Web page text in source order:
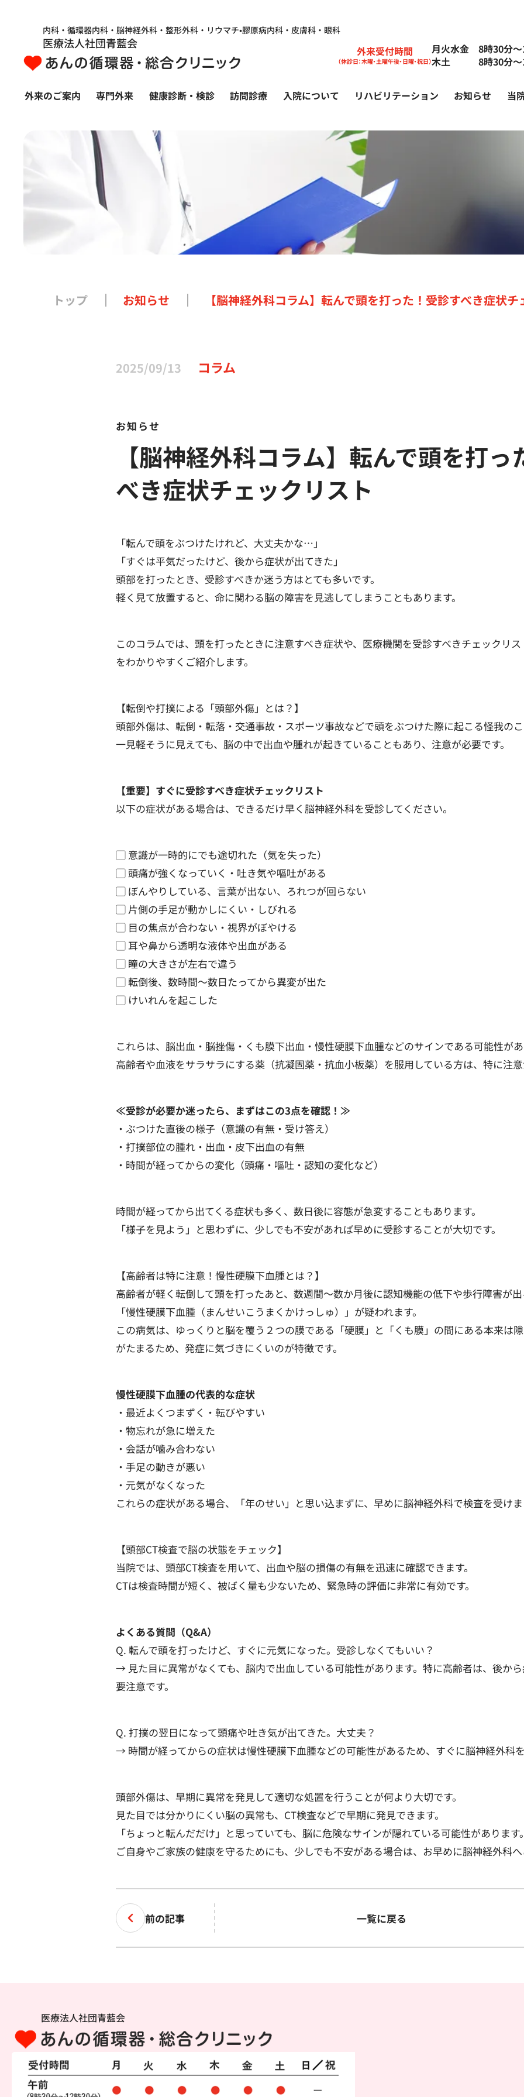
内科・循環器内科・脳神経外科・整形外科・リウマチ•膠原病内科・皮膚科・眼科
医療法人社団青藍会
外来受付時間
（休診日：木曜・土曜午後・日曜・祝日）
月火水金 8時30分〜
木土 8時30分〜
外来のご案内 専門外来 健康診断・検診 訪問診療 入院について リハビリテーション お知らせ 当
トップ お知らせ 【脳神経外科コラム】転んで頭を打った！受診すべき症状
2025/09/13 コラム
お知らせ
【脳神経外科コラム】転んで頭を打
べき症状チェックリスト
「転んで頭をぶつけたけれど、大丈夫かな…」
「すぐは平気だったけど、後から症状が出てきた」
頭部を打ったとき、受診すべきか迷う方はとても多いです。
軽く見て放置すると、命に関わる脳の障害を見逃してしまうこともあります。
このコラムでは、頭を打ったときに注意すべき症状や、医療機関を受診すべきチェックリ
をわかりやすくご紹介します。
【転倒や打撲による「頭部外傷」とは？】
頭部外傷は、転倒・転落・交通事故・スポーツ事故などで頭をぶつけた際に起こる怪我の
一見軽そうに見えても、脳の中で出血や腫れが起きていることもあり、注意が必要です。
【重要】すぐに受診すべき症状チェックリスト
以下の症状がある場合は、できるだけ早く脳神経外科を受診してください。
▢ 意識が一時的にでも途切れた（気を失った）
▢ 頭痛が強くなっていく・吐き気や嘔吐がある
▢ ぼんやりしている、言葉が出ない、ろれつが回らない
▢ 片側の手足が動かしにくい・しびれる
▢ 目の焦点が合わない・視界がぼやける
▢ 耳や鼻から透明な液体や出血がある
▢ 瞳の大きさが左右で違う
▢ 転倒後、数時間〜数日たってから異変が出た
▢ けいれんを起こした
これらは、脳出血・脳挫傷・くも膜下出血・慢性硬膜下血腫などのサインである可能性が
高齢者や血液をサラサラにする薬（抗凝固薬・抗血小板薬）を服用している方は、特に注
≪受診が必要か迷ったら、まずはこの3点を確認！≫
・ぶつけた直後の様子（意識の有無・受け答え）
・打撲部位の腫れ・出血・皮下出血の有無
・時間が経ってからの変化（頭痛・嘔吐・認知の変化など）
時間が経ってから出てくる症状も多く、数日後に容態が急変することもあります。
「様子を見よう」と思わずに、少しでも不安があれば早めに受診することが大切です。
【高齢者は特に注意！慢性硬膜下血腫とは？】
高齢者が軽く転倒して頭を打ったあと、数週間～数か月後に認知機能の低下や歩行障害が
「慢性硬膜下血腫（まんせいこうまくかけっしゅ）」が疑われます。
この病気は、ゆっくりと脳を覆う２つの膜である「硬膜」と「くも膜」の間にある本来は
がたまるため、発症に気づきにくいのが特徴です。
慢性硬膜下血腫の代表的な症状
・最近よくつまずく・転びやすい
・物忘れが急に増えた
・会話が噛み合わない
・手足の動きが悪い
・元気がなくなった
これらの症状がある場合、「年のせい」と思い込まずに、早めに脳神経外科で検査を受け
【頭部CT検査で脳の状態をチェック】
当院では、頭部CT検査を用いて、出血や脳の損傷の有無を迅速に確認できます。
CTは検査時間が短く、被ばく量も少ないため、緊急時の評価に非常に有効です。
よくある質問（Q&A）
Q. 転んで頭を打ったけど、すぐに元気になった。受診しなくてもいい？
→ 見た目に異常がなくても、脳内で出血している可能性があります。特に高齢者は、後か
要注意です。
Q. 打撲の翌日になって頭痛や吐き気が出てきた。大丈夫？
→ 時間が経ってからの症状は慢性硬膜下血腫などの可能性があるため、すぐに脳神経外科
頭部外傷は、早期に異常を発見して適切な処置を行うことが何より大切です。
見た目では分かりにくい脳の異常も、CT検査などで早期に発見できます。
「ちょっと転んだだけ」と思っていても、脳に危険なサインが隠れている可能性があります
ご自身やご家族の健康を守るためにも、少しでも不安がある場合は、お早めに脳神経外科
前の記事 一覧に戻る
医療法人社団青藍会